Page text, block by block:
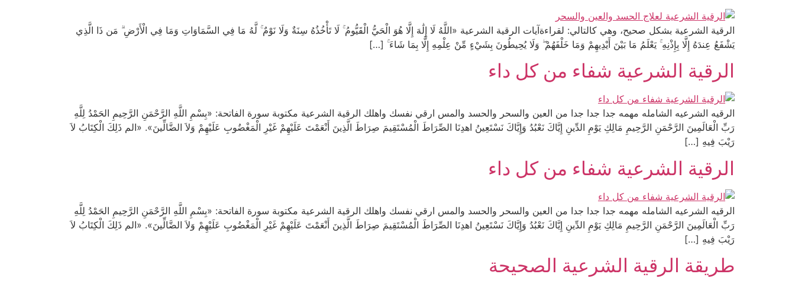
الرقية الشرعية بشكل صحيح، وهي كالتالي: لقراءةآيات الرقية الشرعية «اللَّهُ لَا إِلَٰهَ إِلَّا هُوَ الْحَيُّ الْقَيُّومُ ۚ لَا تَأْخُذُهُ سِنَةٌ وَلَا نَوْمٌ ۚ لَّهُ مَا فِي السَّمَاوَاتِ وَمَا فِي الْأَرْضِ ۗ مَن ذَا الَّذِي
يَشْفَعُ عِندَهُ إِلَّا بِإِذْنِهِ ۚ يَعْلَمُ مَا بَيْنَ أَيْدِيهِمْ وَمَا خَلْفَهُمْ ۖ وَلَا يُحِيطُونَ بِشَيْءٍ مِّنْ عِلْمِهِ إِلَّا بِمَا شَاءَ ۚ […]
الرقية الشرعية شفاء من كل داء
الرقيه الشرعيه الشامله مهمه جدا جدا جدا من العين والسحر والحسد والمس ارقي نفسك واهلك الرقية الشرعية مكتوبة سورة الفاتحة: «بِسْمِ اللَّهِ الرَّحْمَنِ الرَّحِيمِ الحَمْدُ لِلَّهِ
رَبِّ الْعَالَمِينَ الرَّحْمَنِ الرَّحِيمِ مَالِكِ يَوْمِ الدِّينِ إِيَّاكَ نَعْبُدُ وَإِيَّاكَ نَسْتَعِينُ اهدِنَا الصِّرَاطَ الْمُسْتَقِيمَ صِرَاطَ الَّذِينَ أَنْعَمْتَ عَلَيْهِمْ غَيْرِ الْمَغْضُوبِ عَلَيْهِمْ وَلاَ الضَّالِّينَ». «الم ذَلِكَ الْكِتَابُ لاَ
رَيْبَ فِيهِ […]
الرقية الشرعية شفاء من كل داء
الرقيه الشرعيه الشامله مهمه جدا جدا جدا من العين والسحر والحسد والمس ارقي نفسك واهلك الرقية الشرعية مكتوبة سورة الفاتحة: «بِسْمِ اللَّهِ الرَّحْمَنِ الرَّحِيمِ الحَمْدُ لِلَّهِ
رَبِّ الْعَالَمِينَ الرَّحْمَنِ الرَّحِيمِ مَالِكِ يَوْمِ الدِّينِ إِيَّاكَ نَعْبُدُ وَإِيَّاكَ نَسْتَعِينُ اهدِنَا الصِّرَاطَ الْمُسْتَقِيمَ صِرَاطَ الَّذِينَ أَنْعَمْتَ عَلَيْهِمْ غَيْرِ الْمَغْضُوبِ عَلَيْهِمْ وَلاَ الضَّالِّينَ». «الم ذَلِكَ الْكِتَابُ لاَ
رَيْبَ فِيهِ […]
طريقة الرقية الشرعية الصحيحة